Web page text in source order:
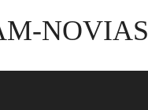
NOVIAS